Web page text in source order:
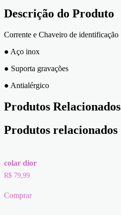
de
Identificação
inox
quantidade
Descrição do Produto
Corrente e Chaveiro de identificação
● Aço inox
● Suporta gravações
● Antialérgico
Produtos Relacionados
Produtos relacionados
colar dior
R$ 79,99
Comprar